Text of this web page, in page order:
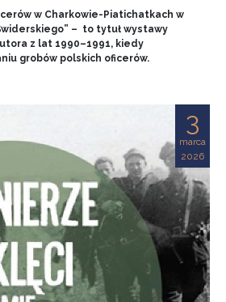
w Charkowie-Piatichatkach w
– to tytuł wystawy
z lat 1990–1991, kiedy
grobów polskich oficerów.
3
marca
2026